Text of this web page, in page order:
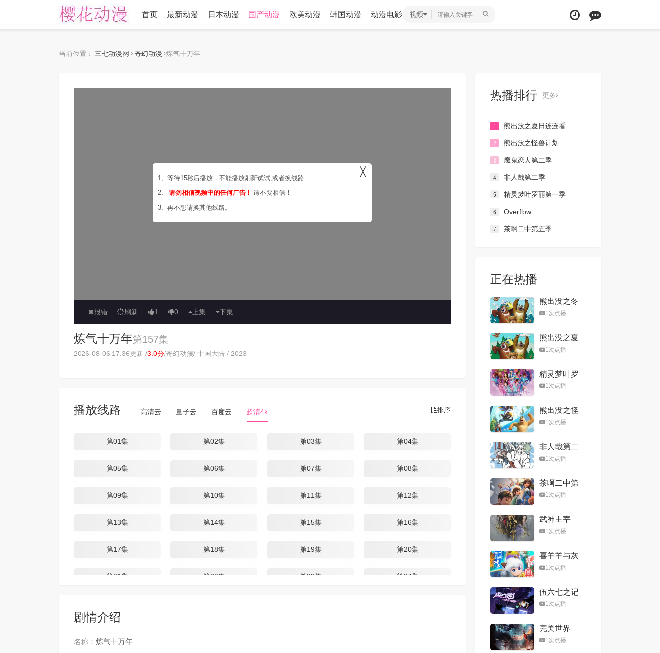
首页 最新动漫 日本动漫 国产动漫 欧美动漫 韩国动漫 动漫电影 视频
当前位置： 三七动漫网 奇幻动漫 炼气十万年
报错 刷新 1 0 上集 下集
1、等待15秒后播放，不能播放刷新试试,或者换线路
2、
请勿相信视频中的任何广告！ 请不要相信！
3、再不想请换其他线路。
╳
炼气十万年第157集
2026-08-06 17:36更新 /3.0分/奇幻动漫/ 中国大陆 / 2023
排序
播放线路 高清云 量子云 百度云 超清4k
第01集 第02集 第03集 第04集
第05集 第06集 第07集 第08集
第09集 第10集 第11集 第12集
第13集 第14集 第15集 第16集
第17集 第18集 第19集 第20集
第21集 第22集 第23集 第24集
剧情介绍
名称： 炼气十万年
热播排行 更多
1 熊出没之夏日连连看
2 熊出没之怪兽计划
3 魔鬼恋人第二季
4 非人哉第二季
5 精灵梦叶罗丽第一季
6 Overflow
7 茶啊二中第五季
正在热播
熊出没之冬
日乐翻天
1次点播
熊出没之夏
日连连看
1次点播
精灵梦叶罗
丽第一季
1次点播
熊出没之怪
兽计划
1次点播
非人哉第二
季1次点播
茶啊二中第
五季1次点播
武神主宰
1次点播
喜羊羊与灰
太狼之心世
1次点播
伍六七之记
忆碎片
1次点播
完美世界
1次点播